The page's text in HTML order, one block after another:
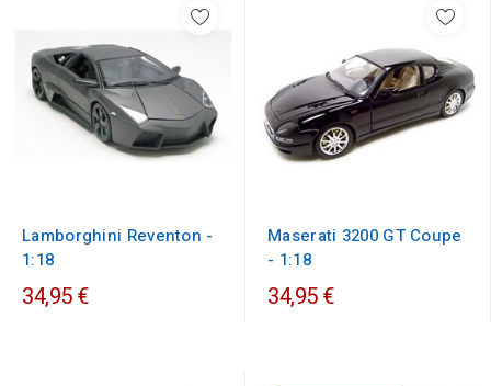
Lamborghini Reventon -
1:18
34,95 €
Maserati 3200 GT Coupe
- 1:18
34,95 €